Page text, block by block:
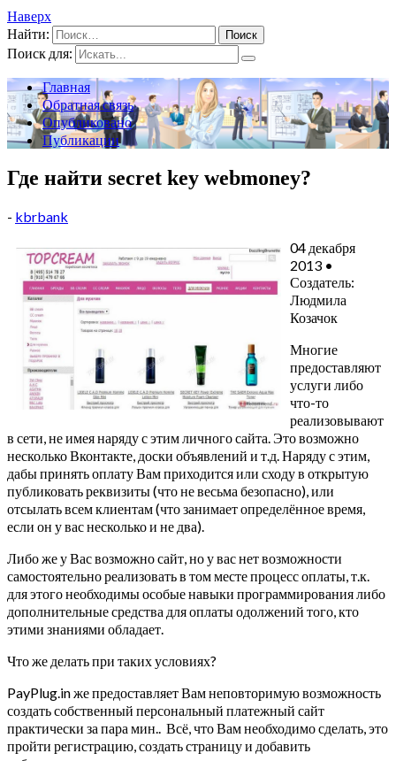
Наверх
Найти:
Поиск для:
Главная
Обратная связь
Опубликовано
Публикации
Где найти secret key webmoney?
- kbrbank
04 декабря
2013 •
Создатель:
Людмила
Козачок
Многие
предоставляют
услуги либо
что-то
реализовывают
в сети, не имея наряду с этим личного сайта. Это возможно
несколько Вконтакте, доски объявлений и т.д. Наряду с этим,
дабы принять оплату Вам приходится или сходу в открытую
публиковать реквизиты (что не весьма безопасно), или
отсылать всем клиентам (что занимает определённое время,
если он у вас несколько и не два).
Либо же у Вас возможно сайт, но у вас нет возможности
самостоятельно реализовать в том месте процесс оплаты, т.к.
для этого необходимы особые навыки программирования либо
дополнительные средства для оплаты одолжений того, кто
этими знаниями обладает.
Что же делать при таких условиях?
PayPlug.in же предоставляет Вам неповторимую возможность
создать собственный персональный платежный сайт
практически за пара мин.. Всё, что Вам необходимо сделать, это
пройти регистрацию, создать страницу и добавить